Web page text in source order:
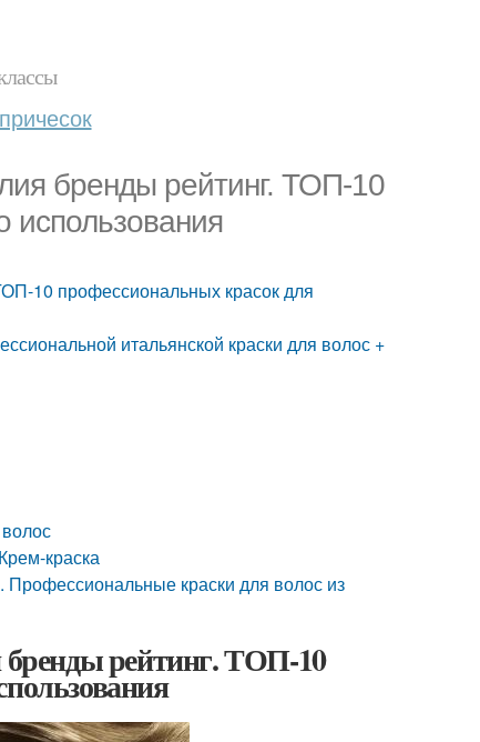
бренды рейтинг. ТОП-10
использования
10 профессиональных красок для
итальянской краски для волос +
краска
Профессиональные краски для волос из
бренды рейтинг. ТОП-10